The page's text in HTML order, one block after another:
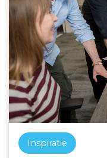
Inspiratie